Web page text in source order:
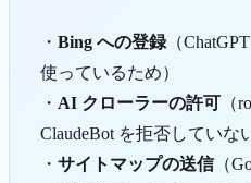
・ Bing への登録（
使っているため）
・ AI クローラーの許可 （
ClaudeBot を拒否していな
・ サイトマップの送信（